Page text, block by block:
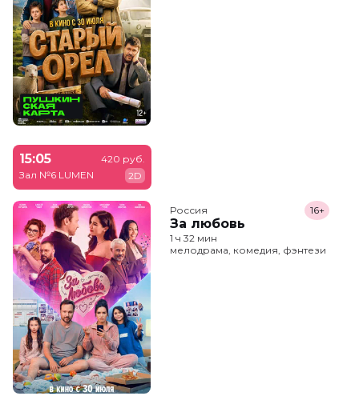
15:05
Зал №6 LUMEN
420 руб.
2D
Россия
За любовь
16+
1 ч 32 мин
мелодрама, комедия, фэнтези